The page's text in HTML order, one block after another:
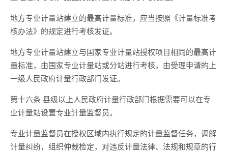
地方专业计量站建立的最高计量标准，应当按照《计量标准考
核办法》的规定进行考核发证。
地方专业计量站建立与国家专业计量站授权项目相同的最高计
量标准，由国家专业计量站或分站进行考核，由受理申请的上
一级人民政府计量行政部门发证。
第十六条 县级以上人民政府计量行政部门根据需要可以在专
业计量站设置专业计量监督员。
专业计量监督员在授权区域内执行规定的计量监督任务，调解
计量纠纷，组织仲裁检定，对违反计量法律、法规和规章的行